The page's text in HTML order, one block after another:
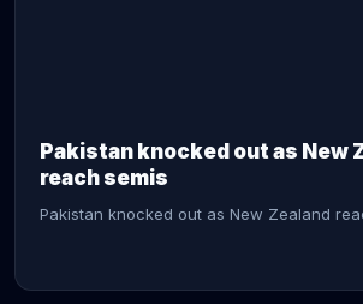
Pakistan knocked out as New
reach semis
Pakistan knocked out as New Zealand